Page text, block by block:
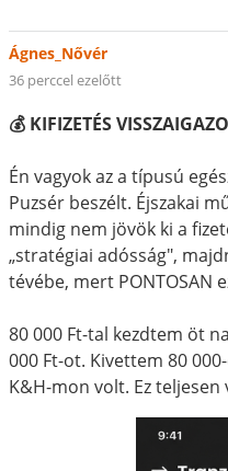
Ágnes_Nővér
36 perccel ezelőtt
💰 KIFIZETÉS
Én vagyok az a típusú
Puzsér beszélt. Éjszakai
mindig nem jövök ki a
„stratégiai adósság",
tévébe, mert PONTOSAN
80 000 Ft-tal kezdtem öt
000 Ft-ot. Kivettem 80
K&H-mon volt. Ez teljesen